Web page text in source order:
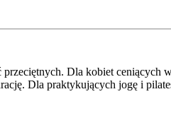
Dla kobiet
Dla praktykujących jogę i